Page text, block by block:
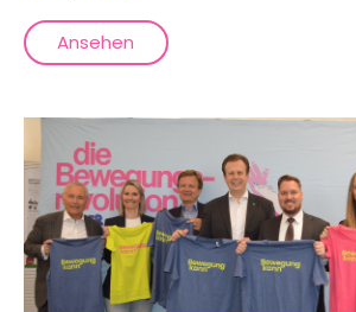
Ansehen